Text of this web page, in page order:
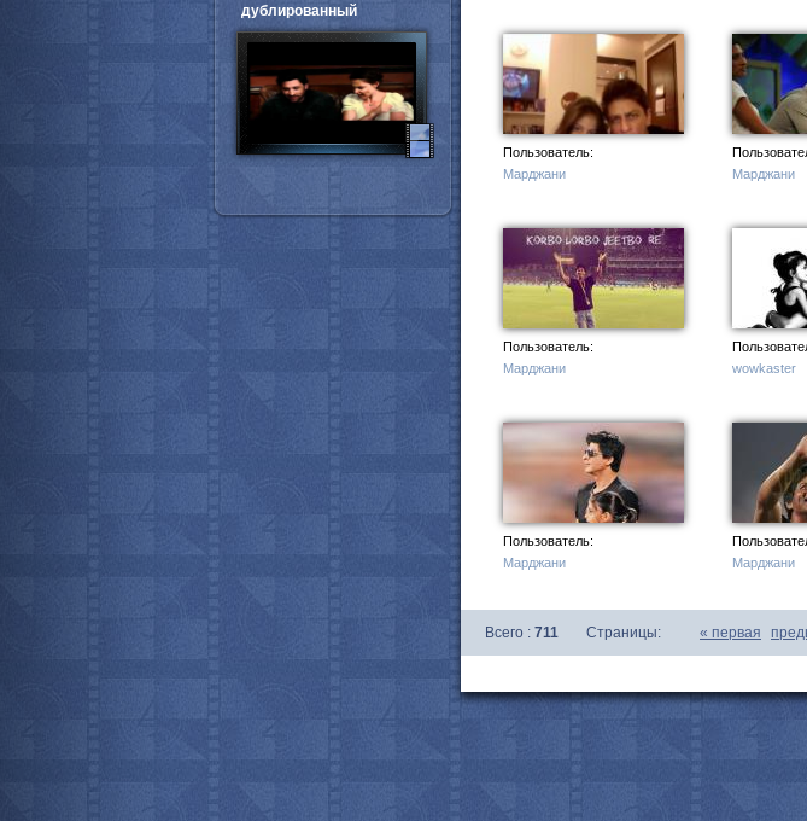
Пользователь:
Марджани
Марджани
Пользователь:
Марджани
wowkaster
Пользователь:
Марджани
Марджани
Всего : 711 Страницы: « первая
дублированный